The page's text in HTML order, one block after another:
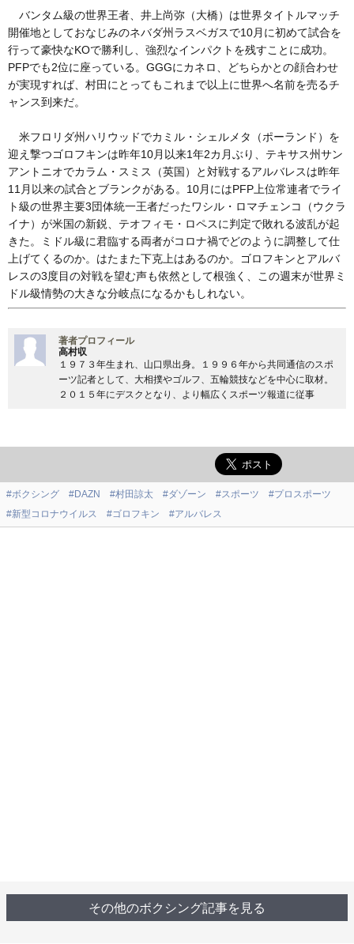
バンタム級の世界王者、井上尚弥（大橋）は世界タイトルマッチ
開催地としておなじみのネバダ州ラスベガスで10月に初めて試合を
行って豪快なKOで勝利し、強烈なインパクトを残すことに成功。
PFPでも2位に座っている。GGGにカネロ、どちらかとの顔合わせ
が実現すれば、村田にとってもこれまで以上に世界へ名前を売るチ
ャンス到来だ。
米フロリダ州ハリウッドでカミル・シェルメタ（ポーランド）を
迎え撃つゴロフキンは昨年10月以来1年2カ月ぶり、テキサス州サン
アントニオでカラム・スミス（英国）と対戦するアルバレスは昨年
11月以来の試合とブランクがある。10月にはPFP上位常連者でライ
ト級の世界主要3団体統一王者だったワシル・ロマチェンコ（ウクラ
イナ）が米国の新鋭、テオフィモ・ロペスに判定で敗れる波乱が起
きた。ミドル級に君臨する両者がコロナ禍でどのように調整して仕
上げてくるのか。はたまた下克上はあるのか。ゴロフキンとアルバ
レスの3度目の対戦を望む声も依然として根強く、この週末が世界ミ
ドル級情勢の大きな分岐点になるかもしれない。
著者プロフィール
高村収
１９７３年生まれ、山口県出身。１９９６年から共同通信のスポ
ーツ記者として、大相撲やゴルフ、五輪競技などを中心に取材。
２０１５年にデスクとなり、より幅広くスポーツ報道に従事
#ボクシング #DAZN #村田諒太 #ダゾーン #スポーツ
#プロスポーツ
#新型コロナウイルス
#ゴロフキン #アルバレス
その他のボクシング記事を見る